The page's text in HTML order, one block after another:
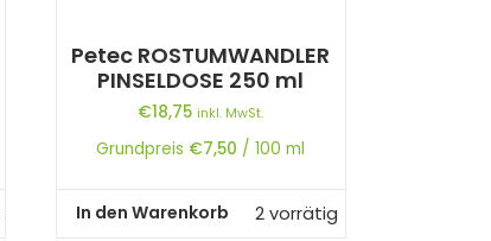
Petec ROSTUMWANDLER
PINSELDOSE 250 ml
€18,75 inkl. MwSt.
Grundpreis €7,50 /100 ml
In den Warenkorb 2 vorrätig